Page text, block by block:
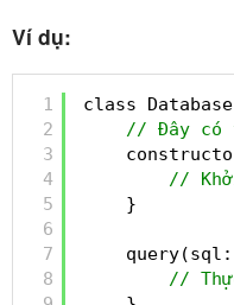
Ví dụ:
1
2
3
4
5
6
7
8
class
// Đây có
//
}
//